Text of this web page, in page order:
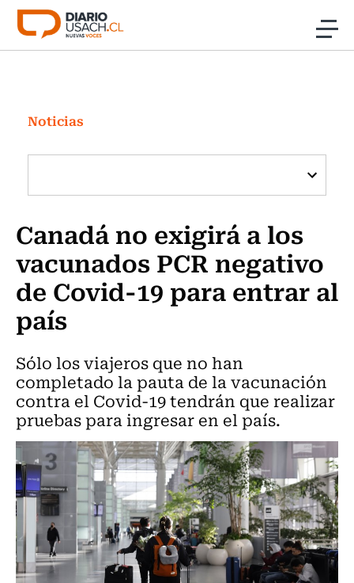
Click acá para ir directamente al contenido
Investigación
Cultura
Programas Radio y TV Usach
Noticias
Canadá no exigirá a los
vacunados PCR negativo
de Covid-19 para entrar al
país
Sólo los viajeros que no han
completado la pauta de la vacunación
contra el Covid-19 tendrán que realizar
pruebas para ingresar en el país.